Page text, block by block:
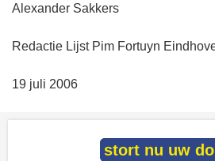
Alexander Sakkers
Redactie Lijst Pim Fortuyn
19 juli 2006
stort nu uw